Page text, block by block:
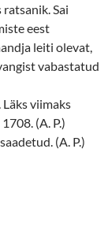
Sai
eest
leiti olevat,
vabastatud
viimaks
(A. P.)
(A. P.)